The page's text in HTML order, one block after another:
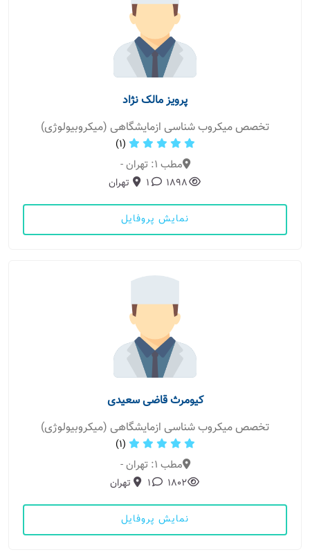
پرویز مالک نژاد
تخصص میکروب شناسی ازمایشگاهی (میکروبیولوژی)
(1)
مطب 1: تهران -
1898
1 تهران
نمایش پروفایل
کیومرث قاضی سعیدی
تخصص میکروب شناسی ازمایشگاهی (میکروبیولوژی)
(1)
مطب 1: تهران -
1802
1 تهران
نمایش پروفایل